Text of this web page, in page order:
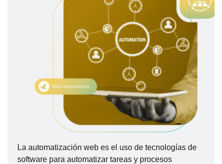
La automatización web es el uso de tecnologías de
software para automatizar tareas y procesos